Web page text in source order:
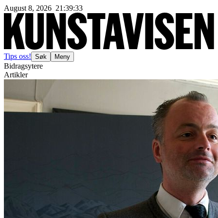
August 8, 2026 21 :39:34
Tips oss! Søk Meny
Bidragsytere
Artikler